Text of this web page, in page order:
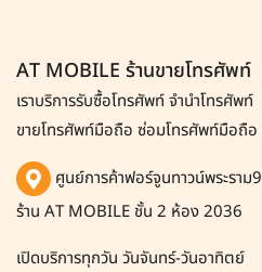
AT MOBILE ร้านขายโทรศัพท์
เราบริการรับซื้อโทรศัพท์จำนำโทรศัพท์
ขายโทรศัพท์มือถือ ซ่อมโทรศัพท์มือถือ
ศูนย์การค้าฟอร์จูนทาวน์พระราม9
ร้าน AT MOBILE ชั้น 2 ห้อง 2036
เปิดบริการทุกวัน วันจันทร์-วันอาทิตย์